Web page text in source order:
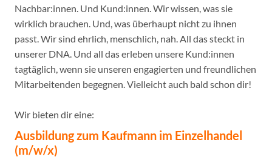
Nachbar:innen. Und Kund:innen. Wir wissen, was sie
wirklich brauchen. Und, was überhaupt nicht zu ihnen
passt. Wir sind ehrlich, menschlich, nah. All das steckt in
unserer DNA. Und all das erleben unsere Kund:innen
tagtäglich, wenn sie unseren engagierten und freundlichen
Mitarbeitenden begegnen. Vielleicht auch bald schon dir!
Wir bieten dir eine:
Ausbildung zum Kaufmann im Einzelhandel
(m/w/x)